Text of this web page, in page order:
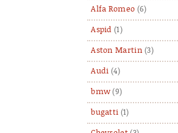
Alfa Romeo (6)
Aspid (1)
Aston Martin (3)
Audi (4)
bmw (9)
bugatti (1)